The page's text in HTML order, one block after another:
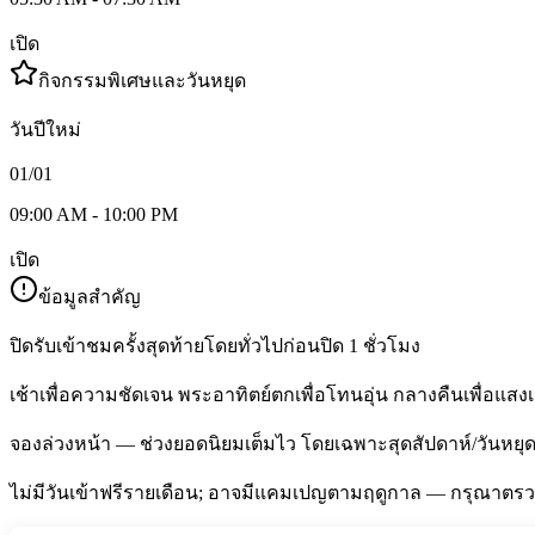
เปิด
กิจกรรมพิเศษและวันหยุด
วันปีใหม่
01/01
09:00 AM - 10:00 PM
เปิด
ข้อมูลสำคัญ
ปิดรับเข้าชมครั้งสุดท้ายโดยทั่วไปก่อนปิด 1 ชั่วโมง
เช้าเพื่อความชัดเจน พระอาทิตย์ตกเพื่อโทนอุ่น กลางคืนเพื่อแสง
จองล่วงหน้า — ช่วงยอดนิยมเต็มไว โดยเฉพาะสุดสัปดาห์/วันหยุด
ไม่มีวันเข้าฟรีรายเดือน; อาจมีแคมเปญตามฤดูกาล — กรุณาตร